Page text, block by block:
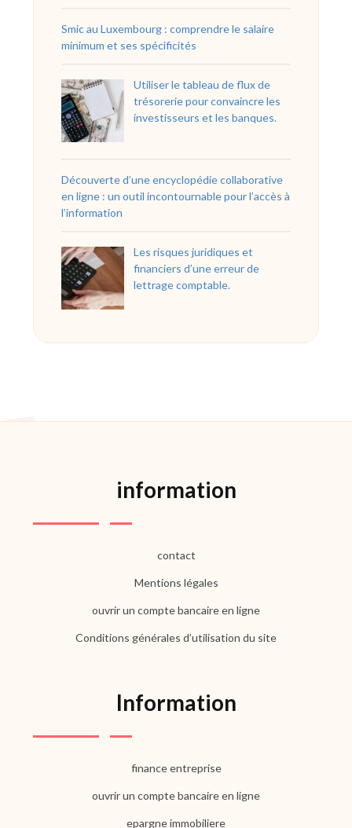
Smic au Luxembourg : comprendre le salaire
minimum et ses spécificités
Utiliser le tableau de flux de
trésorerie pour convaincre les
investisseurs et les banques.
Découverte d’une encyclopédie collaborative
en ligne : un outil incontournable pour l’accès à
l’information
Les risques juridiques et
financiers d’une erreur de
lettrage comptable.
information
contact
Mentions légales
ouvrir un compte bancaire en ligne
Conditions générales d’utilisation du site
Information
finance entreprise
ouvrir un compte bancaire en ligne
epargne immobiliere